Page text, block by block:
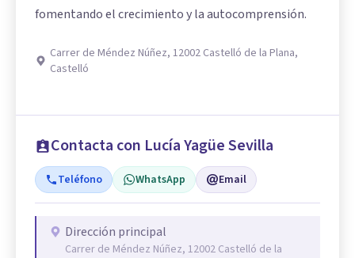
fomentando el crecimiento y la autocomprensión.
Carrer de Méndez Núñez, 12002 Castelló de la Plana,
Castelló
Contacta con Lucía Yagüe Sevilla
Teléfono WhatsApp Email
Dirección principal
Carrer de Méndez Núñez, 12002 Castelló de la